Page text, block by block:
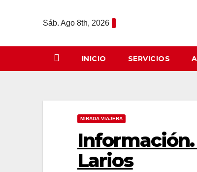
Sáb. Ago 8th, 2026
INICIO SERVICIOS
MIRADA VIAJERA
Larios